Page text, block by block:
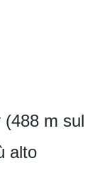
(488 m sul
alto